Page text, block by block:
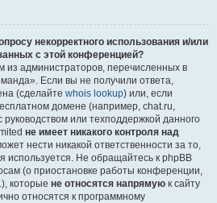
некорректного использования и/или
с этой конференцией?
из администраторов, перечисленных в
Если вы не получили ответа,
(сделайте whois lookup) или, если
домене (например, chat.ru,
руководством или техподдержкой данного
не имеет никакого контроля над
нести никакой ответственности за то,
используется. Не обращайтесь к phpBB
(о приостановке работы конференции,
которые не относятся напрямую к сайту
относятся к программному